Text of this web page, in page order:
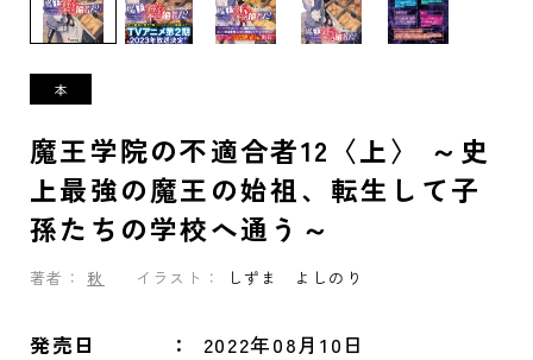
魔王学院の不適合者12〈上〉 ～史
上最強の魔王の始祖、転生して子
孫たちの学校へ通う～
著者： 秋 イラスト： しずま よしのり
発売日 2022年08月10日